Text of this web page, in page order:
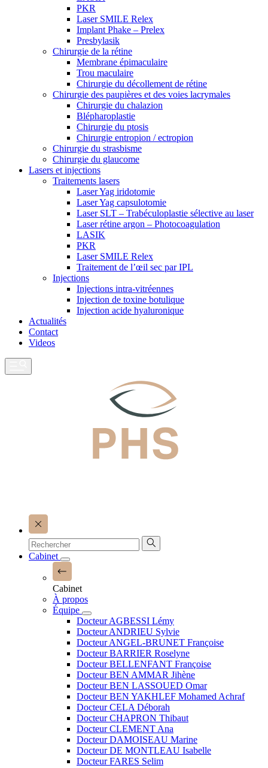
PKR
Laser SMILE Relex
Implant Phake – Prelex
Presbylasik
Chirurgie de la rétine
Membrane épimaculaire
Trou maculaire
Chirurgie du décollement de rétine
Chirurgie des paupières et des voies lacrymales
Chirurgie du chalazion
Blépharoplastie
Chirurgie du ptosis
Chirurgie entropion / ectropion
Chirurgie du strasbisme
Chirurgie du glaucome
Lasers et injections
Traitements lasers
Laser Yag iridotomie
Laser Yag capsulotomie
Laser SLT – Trabéculoplastie sélective au laser
Laser rétine argon – Photocoagulation
LASIK
PKR
Laser SMILE Relex
Traitement de l’œil sec par IPL
Injections
Injections intra-vitréennes
Injection de toxine botulique
Injection acide hyaluronique
Actualités
Contact
Videos
Cabinet
Cabinet
À propos
Équipe
Docteur AGBESSI Lémy
Docteur ANDRIEU Sylvie
Docteur ANGEL-BRUNET Françoise
Docteur BARRIER Roselyne
Docteur BELLENFANT Françoise
Docteur BEN AMMAR Jihène
Docteur BEN LASSOUED Omar
Docteur BEN YAKHLEF Mohamed Achraf
Docteur CELA Déborah
Docteur CHAPRON Thibaut
Docteur CLEMENT Ana
Docteur DAMOISEAU Marine
Docteur DE MONTLEAU Isabelle
Docteur FARES Selim